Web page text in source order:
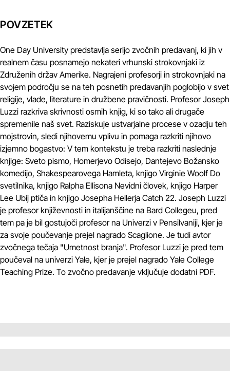
POVZETEK
One Day University predstavlja serijo zvočnih predavanj, ki jih v
realnem času posnamejo nekateri vrhunski strokovnjaki iz
Združenih držav Amerike. Nagrajeni profesorji in strokovnjaki na
svojem področju se na teh posnetih predavanjih poglobijo v svet
religije, vlade, literature in družbene pravičnosti. Profesor Joseph
Luzzi razkriva skrivnosti osmih knjig, ki so tako ali drugače
spremenile naš svet. Raziskuje ustvarjalne procese v ozadju teh
mojstrovin, sledi njihovemu vplivu in pomaga razkriti njihovo
izjemno bogastvo: V tem kontekstu je treba razkriti naslednje
knjige: Sveto pismo, Homerjevo Odisejo, Dantejevo Božansko
komedijo, Shakespearovega Hamleta, knjigo Virginie Woolf Do
svetilnika, knjigo Ralpha Ellisona Nevidni človek, knjigo Harper
Lee Ubij ptiča in knjigo Josepha Hellerja Catch 22. Joseph Luzzi
je profesor književnosti in italijanščine na Bard Collegeu, pred
tem pa je bil gostujoči profesor na Univerzi v Pensilvaniji, kjer je
za svoje poučevanje prejel nagrado Scaglione. Je tudi avtor
zvočnega tečaja "Umetnost branja". Profesor Luzzi je pred tem
poučeval na univerzi Yale, kjer je prejel nagrado Yale College
Teaching Prize. To zvočno predavanje vključuje dodatni PDF.